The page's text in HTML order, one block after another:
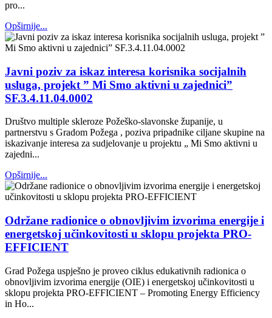
pro...
Opširnije...
Javni poziv za iskaz interesa korisnika socijalnih
usluga, projekt ” Mi Smo aktivni u zajednici”
SF.3.4.11.04.0002
Društvo multiple skleroze Požeško-slavonske županije, u
partnerstvu s Gradom Požega , poziva pripadnike ciljane skupine na
iskazivanje interesa za sudjelovanje u projektu „ Mi Smo aktivni u
zajedni...
Opširnije...
Održane radionice o obnovljivim izvorima energije i
energetskoj učinkovitosti u sklopu projekta PRO-
EFFICIENT
Grad Požega uspješno je proveo ciklus edukativnih radionica o
obnovljivim izvorima energije (OIE) i energetskoj učinkovitosti u
sklopu projekta PRO-EFFICIENT – Promoting Energy Efficiency
in Ho...